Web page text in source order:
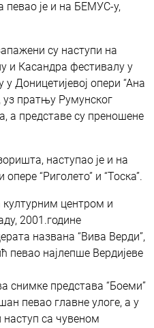
певао је и на БЕМУС-у,
су наступи на
и Касандра фестивалу у
у Доницетијевој опери “Ана
уз пратњу Румунског
а представе су преношене
наступао је и на
“Риголето” и “Тоска”.
центром и
2001.године
названа “Вива Верди”,
певао најлепше Вердијеве
снимке представа “Боеми”
певао главне улоге, а у
наступ са чувеном